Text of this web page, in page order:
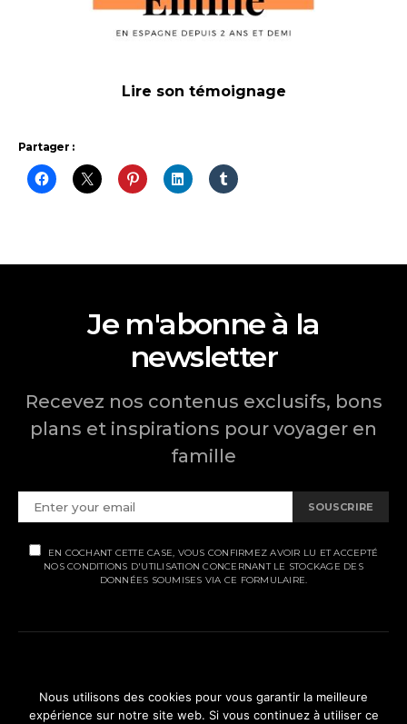
Lire son témoignage
Partager :
Je m'abonne à la
newsletter
Recevez nos contenus exclusifs, bons
plans et inspirations pour voyager en
famille
SOUSCRIRE
EN COCHANT CETTE CASE, VOUS CONFIRMEZ AVOIR LU ET ACCEPTÉ
NOS CONDITIONS D'UTILISATION CONCERNANT LE STOCKAGE DES
DONNÉES SOUMISES VIA CE FORMULAIRE.
MENTIONS LÉGALES
POLITIQUE DE CONFIDENTIALITÉ
Nous utilisons des cookies pour vous garantir la meilleure
expérience sur notre site web. Si vous continuez à utiliser ce